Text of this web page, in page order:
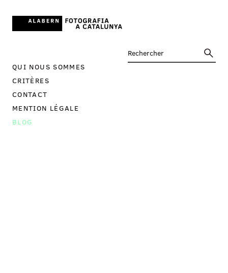
QUI NOUS SOMMES
CRITÈRES
CONTACT
MENTION LÉGALE
BLOG